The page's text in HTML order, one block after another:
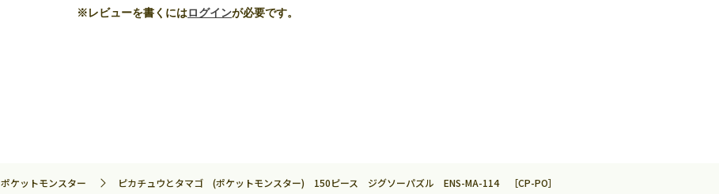
※レビューを書くにはログインが必要です。
ポケットモンスター ピカチュウとタマゴ (ポケットモンスター) 150ピース ジグソーパズル ENS-MA-114 ［CP-PO］